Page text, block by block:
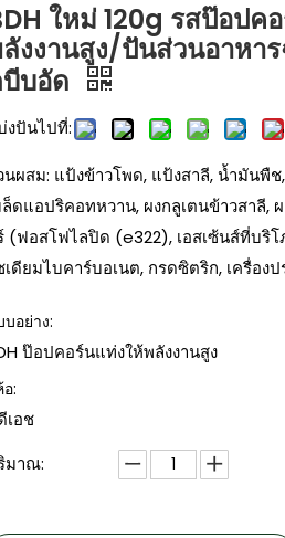
ใหม่ 120g รสป๊อปค
งงานสูง/ปันส่วนอาหา
บอัด
งปันไปที่:
นผสม: แป้งข้าวโพด, แป้งสาลี, น้ำมันพื
ล็ดแอปริคอทหวาน, ผงกลูเตนข้าวสาลี,
(ฟอสโฟไลปิด (e322), เอสเซ้นส์ที่บริโ
เดียมไบคาร์บอเนต, กรดซิตริก, เครื่อง
บอย่าง:
ป๊อปคอร์นแท่งให้พลังงานสูง
:
เอช
มาณ: